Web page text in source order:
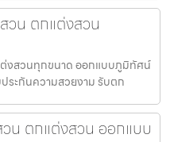
วน ตกแต่งสวน
งสวนทุกขนาด ออกแบบภูมิทัศน์
ระกันความสวยงาม รับตก
น ตกแต่งสวน ออกแบบ